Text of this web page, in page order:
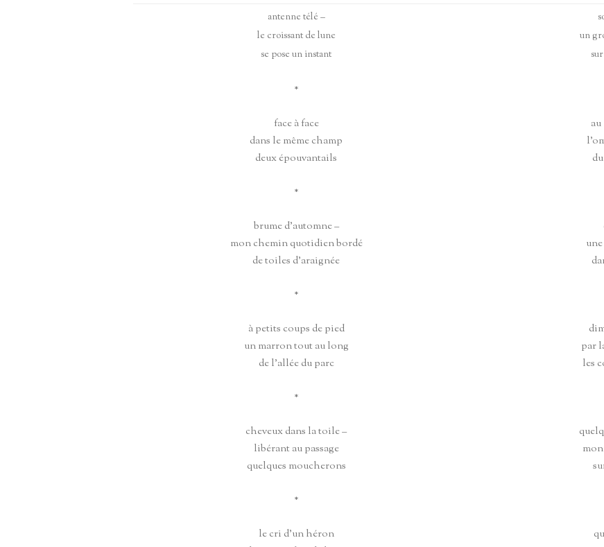
HAÏCHTIS
antenne télé –
le croissant de lune
se pose un instant
*
face à face
dans le même champ
deux épouvantails
*
brume d’automne –
mon chemin quotidien bordé
de toiles d’araignée
*
à petits coups de pied
un marron tout au long
de l’allée du parc
*
cheveux dans la toile –
libérant au passage
quelques moucherons
*
le cri d’un héron
un
par
les